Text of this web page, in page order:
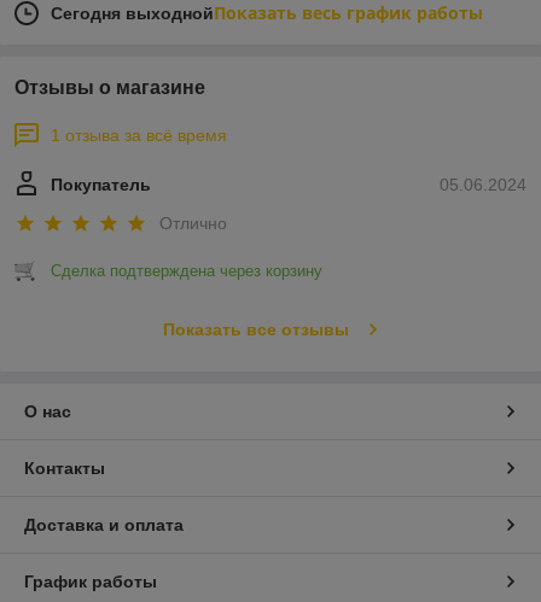
Сегодня выходнойПоказать весь график работы
Отзывы о магазине
1 отзыва за всё время
05.06.2024
Покупатель
Отлично
Сделка подтверждена через корзину
Показать все отзывы
О нас
Контакты
Доставка и оплата
График работы